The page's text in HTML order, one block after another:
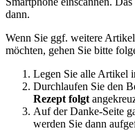
dann.
Wenn Sie ggf. weitere
möchten, gehen Sie bitte
Legen Sie alle Artikel
Durchlaufen Sie den
Rezept folgt
Auf der Danke-Seite
werden Sie dann